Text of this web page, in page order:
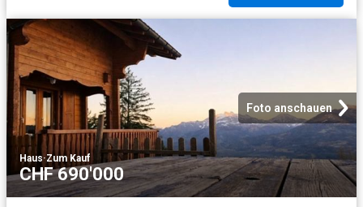
Foto anschauen
Haus·Zum Kauf
CHF 690'000